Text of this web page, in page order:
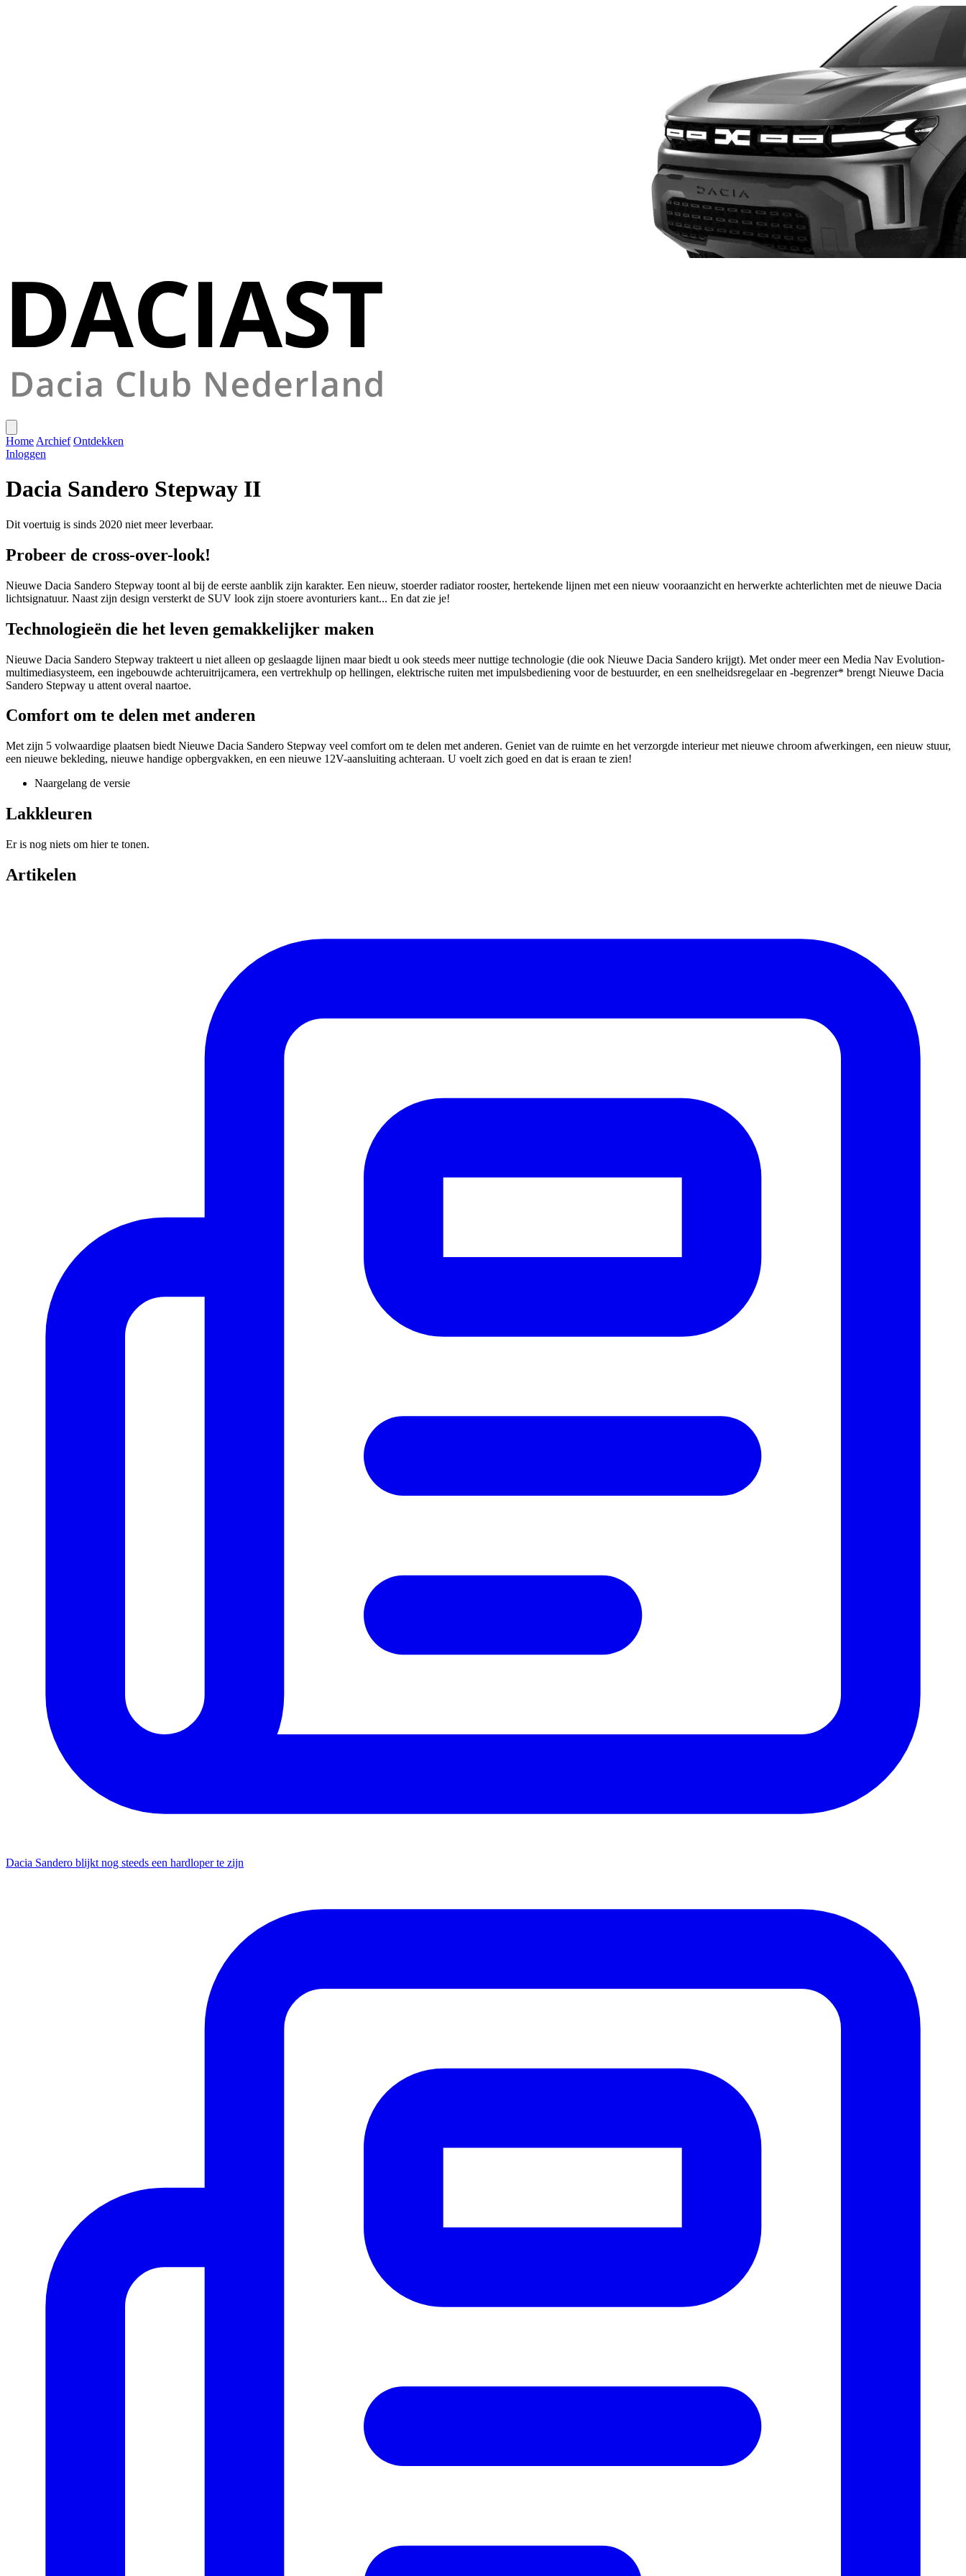
Home Archief Ontdekken
Inloggen
Dacia Sandero Stepway II
Dit voertuig is sinds 2020 niet meer leverbaar.
Probeer de cross-over-look!
Nieuwe Dacia Sandero Stepway toont al bij de eerste aanblik zijn karakter. Een nieuw, stoerder radiator rooster, hertekende lijnen met een nieuw vooraanzicht en herwerkte achterlichten met de nieuwe Dacia
lichtsignatuur. Naast zijn design versterkt de SUV look zijn stoere avonturiers kant... En dat zie je!
Technologieën die het leven gemakkelijker maken
Nieuwe Dacia Sandero Stepway trakteert u niet alleen op geslaagde lijnen maar biedt u ook steeds meer nuttige technologie (die ook Nieuwe Dacia Sandero krijgt). Met onder meer een Media Nav Evolution-
multimediasysteem, een ingebouwde achteruitrijcamera, een vertrekhulp op hellingen, elektrische ruiten met impulsbediening voor de bestuurder, en een snelheidsregelaar en -begrenzer* brengt Nieuwe Dacia
Sandero Stepway u attent overal naartoe.
Comfort om te delen met anderen
Met zijn 5 volwaardige plaatsen biedt Nieuwe Dacia Sandero Stepway veel comfort om te delen met anderen. Geniet van de ruimte en het verzorgde interieur met nieuwe chroom afwerkingen, een nieuw stuur,
een nieuwe bekleding, nieuwe handige opbergvakken, en een nieuwe 12V-aansluiting achteraan. U voelt zich goed en dat is eraan te zien!
Naargelang de versie
Lakkleuren
Er is nog niets om hier te tonen.
Artikelen
Dacia Sandero blijkt nog steeds een hardloper te zijn